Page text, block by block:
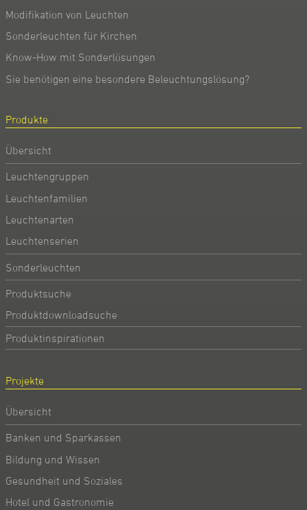
Modifikation von Leuchten
Sonderleuchten für Kirchen
Know-How mit Sonderlösungen
Sie benötigen eine besondere Beleuchtungslösung?
Produkte
Übersicht
Leuchtengruppen
Leuchtenfamilien
Leuchtenarten
Leuchtenserien
Sonderleuchten
Produktsuche
Produktdownloadsuche
Produktinspirationen
Projekte
Übersicht
Banken und Sparkassen
Bildung und Wissen
Gesundheit und Soziales
Hotel und Gastronomie